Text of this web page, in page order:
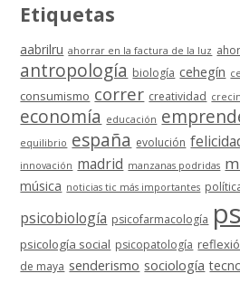
Etiquetas
aabrilru ahorrar en la factura de la luz
antropología biología cehegín
consumismo correr creatividad
economía educación
equilibrio españa evolución
innovación madrid manzanas podridas
música noticias tic más importantes
psicobiología psicofarmacología
psicología social psicopatología
de maya senderismo sociología